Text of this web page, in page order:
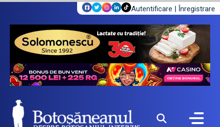
Autentificare | Înregistrare